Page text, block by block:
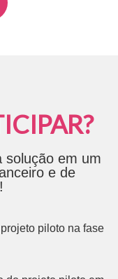
solução em um
e de
piloto na fase